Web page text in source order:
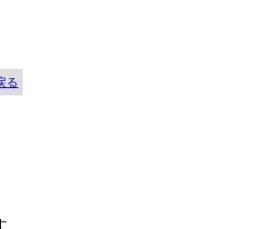
る